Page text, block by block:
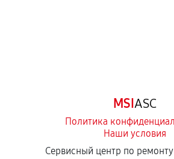
MSIASC
Политика
Наши условия
Сервисный центр по